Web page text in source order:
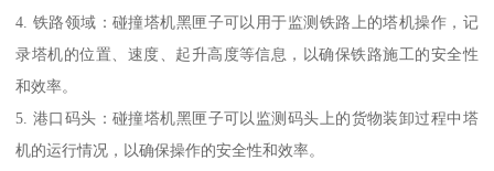
4. 铁路领域：碰撞塔机黑匣子可以用于监测铁路上的塔机操作，记
录塔机的位置、速度、起升高度等信息，以确保铁路施工的安全性
和效率。
5. 港口码头：碰撞塔机黑匣子可以监测码头上的货物装卸过程中塔
机的运行情况，以确保操作的安全性和效率。